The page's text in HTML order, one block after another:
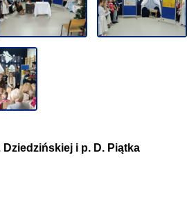
i p. D. Piątka